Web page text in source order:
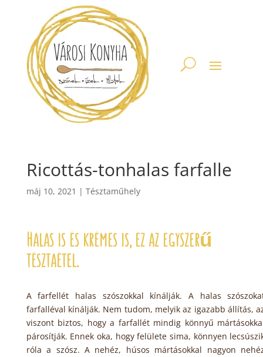
Ricottás-tonhalas farfalle
máj 10, 2021 | Tésztaműhely
Halas is és krémes is, ez az egyszerű
tésztaétel.
A farfellét halas szószokkal kínálják. A halas
farfalléval kínálják. Nem tudom, melyik az igazabb állítás,
viszont biztos, hogy a farfallét mindig könnyű
párosítják. Ennek oka, hogy felülete sima, könnyen
róla a szósz. A nehéz, húsos mártásokkal nagyon